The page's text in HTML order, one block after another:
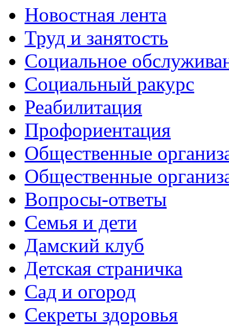
Новостная лента
Труд и занятость
Социальное
Социальный ракурс
Реабилитация
Профориентация
Общественные
Общественные
Вопросы-ответы
Семья и дети
Дамский клуб
Детская страничка
Сад и огород
Секреты здоровья